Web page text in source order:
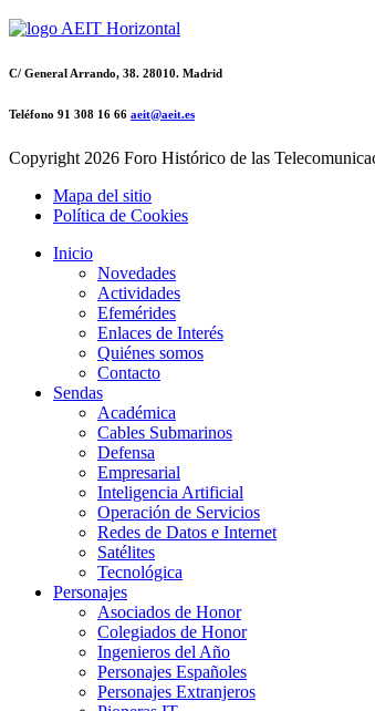
C/ General Arrando, 38. 28010. Madrid
Teléfono 91 308 16 66 aeit@aeit.es
Copyright 2026 Foro Histórico de las
Mapa del sitio
Política de Cookies
Inicio
Novedades
Actividades
Efemérides
Enlaces de Interés
Quiénes somos
Contacto
Sendas
Académica
Cables Submarinos
Defensa
Empresarial
Inteligencia Artificial
Operación de Servicios
Redes de Datos e Internet
Satélites
Tecnológica
Personajes
Asociados de Honor
Colegiados de Honor
Ingenieros del Año
Personajes Españoles
Personajes Extranjeros